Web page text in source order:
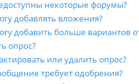
некоторые форумы?
добавлять вложения?
добавить больше вариантов
опрос?
или удалить опрос?
требует одобрения?